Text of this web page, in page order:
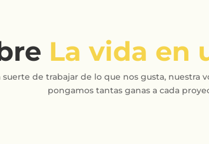
La vida en
suerte de trabajar de lo que nos gusta, nuestra
pongamos tantas ganas a cada